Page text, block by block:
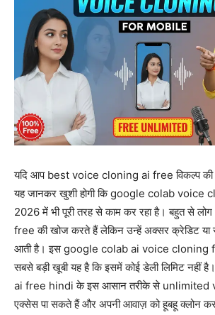
यदि आप best voice cloning ai free विकल्प की
यह जानकर खुशी होगी कि google colab voice
2026 में भी पूरी तरह से काम कर रहा है। बहुत से
free की खोज करते हैं लेकिन उन्हें अक्सर क्रेडिट या
आती है। इस google colab ai voice cloning
सबसे बड़ी खूबी यह है कि इसमें कोई डेली लिमिट
ai free hindi के इस आसान तरीके से unlimited
एक्सेस पा सकते हैं और अपनी आवाज़ को हूबहू क्लोन